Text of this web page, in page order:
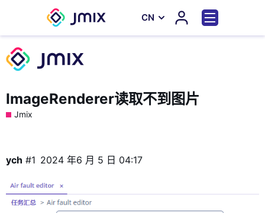
СN
ImageRenderer读取不到图片
Jmix
ych 2024 年6 月 5 日 04:17
#1